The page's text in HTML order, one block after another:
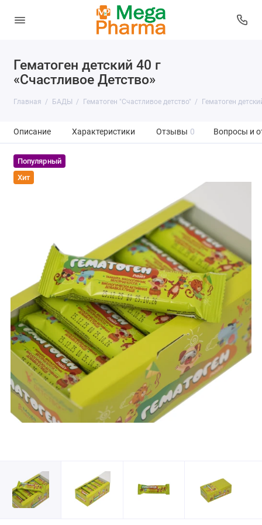
Гематоген детский 40 г
«Счастливое Детство»
Главная БАДЫ Гематоген "Счастливое детство" Гематоген
Описание Характеристики Отзывы 0 Вопросы и
Популярный
Хит